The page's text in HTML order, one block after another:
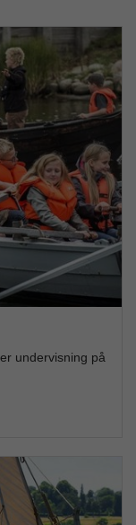
undervisning på